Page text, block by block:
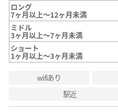
ロング
7ヶ月以上～12ヶ月未満
ミドル
3ヶ月以上～7ヶ月未満
ショート
1ヶ月以上～3ヶ月未満
wifiあり
駅近